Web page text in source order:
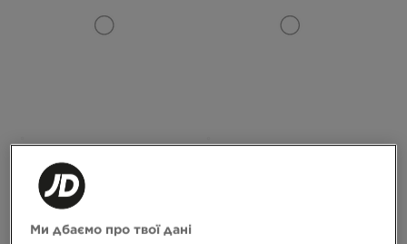
EMPIRE ЗАСІБ ДЛЯ ДОГЛЯДУ
CLEAN KEEPER
399 ГРН
Ми дбаємо про твої дані